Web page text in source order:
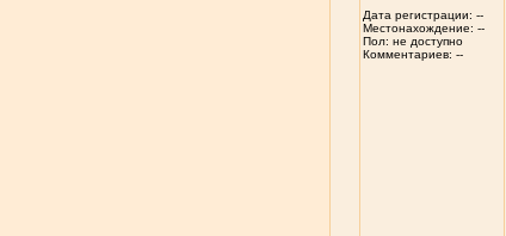
Дата регистрации: --
Местонахождение: --
Пол: не доступно
Комментариев: --